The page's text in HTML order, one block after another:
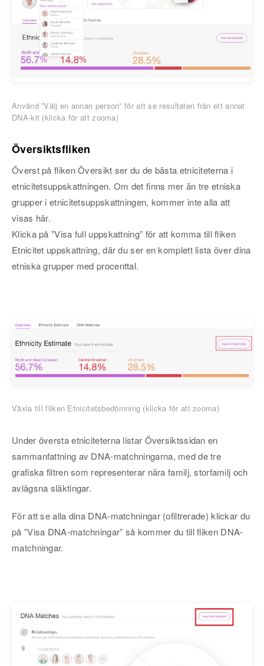
Använd ”Välj en annan person” för att se resultaten från ett annat
DNA-kit (klicka för att zooma)
Översiktsfliken
Överst på fliken Översikt ser du de bästa etniciteterna i
etnicitetsuppskattningen. Om det finns mer än tre etniska
grupper i etnicitetsuppskattningen, kommer inte alla att
visas här.
Klicka på ”Visa full uppskattning” för att komma till fliken
Etnicitet uppskattning, där du ser en komplett lista över dina
etniska grupper med procenttal.
Växla till fliken Etnicitetsbedömning (klicka för att zooma)
Under översta etniciteterna listar Översiktssidan en
sammanfattning av DNA-matchningarna, med de tre
grafiska filtren som representerar nära familj, storfamilj och
avlägsna släktingar.
För att se alla dina DNA-matchningar (ofiltrerade) klickar du
på ”Visa DNA-matchningar” så kommer du till fliken DNA-
matchningar.